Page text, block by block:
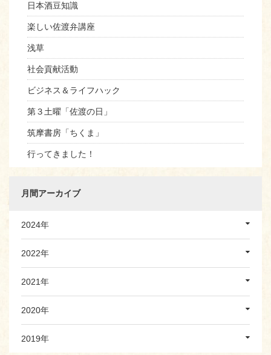
日本酒豆知識
楽しい佐渡弁講座
浅草
社会貢献活動
ビジネス＆ライフハック
第３土曜「佐渡の日」
筑摩書房「ちくま」
行ってきました！
月間アーカイブ
2024年
2022年
2021年
2020年
2019年